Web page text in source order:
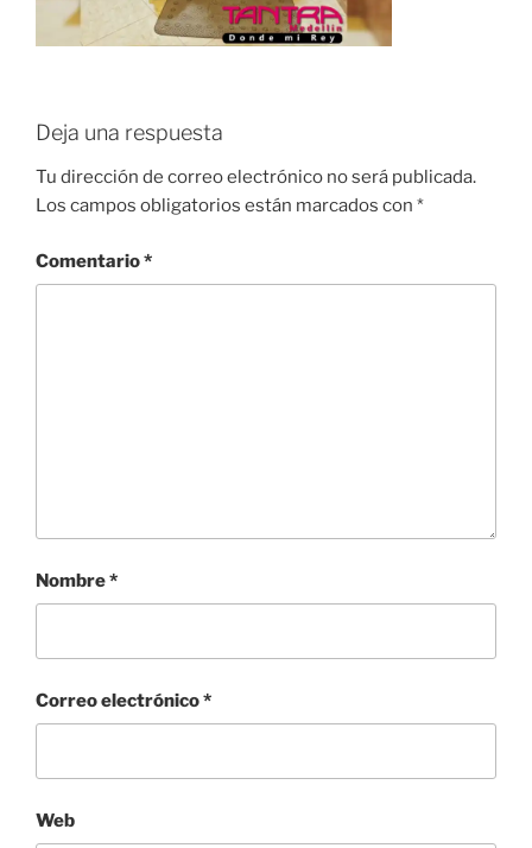
Deja una respuesta
Tu dirección de correo electrónico no será publicada.
Los campos obligatorios están marcados con *
Comentario*
Nombre*
Correo electrónico*
Web